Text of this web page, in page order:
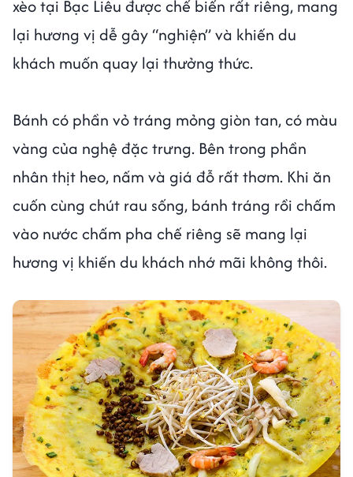
xèo tại Bạc Liêu được chế biến rất riêng, mang
lại hương vị dễ gây “nghiện” và khiến du
khách muốn quay lại thưởng thức.
Bánh có phần vỏ tráng mỏng giòn tan, có màu
vàng của nghệ đặc trưng. Bên trong phần
nhân thịt heo, nấm và giá đỗ rất thơm. Khi ăn
cuốn cùng chút rau sống, bánh tráng rồi chấm
vào nước chấm pha chế riêng sẽ mang lại
hương vị khiến du khách nhớ mãi không thôi.